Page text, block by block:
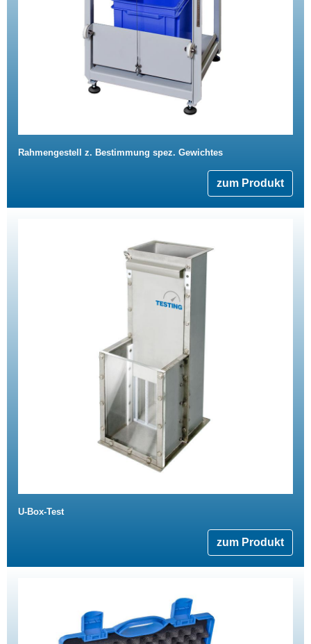
Rahmengestell z. Bestimmung spez. Gewichtes
zum Produkt
U-Box-Test
zum Produkt